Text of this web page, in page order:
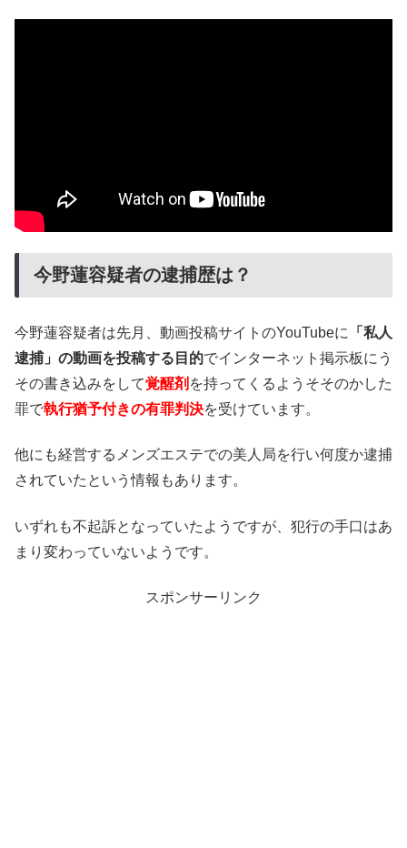
今野蓮容疑者の逮捕歴は？
今野蓮容疑者は先月、動画投稿サイトのYouTubeに
「私人
逮捕」の動画を投稿する目的でインターネット掲示板にう
その書き込みをして覚醒剤 を持ってくるようそそのかした
罪で執行猶予付きの有罪判決を受けています。
他にも経営するメンズエステでの美人局を行い何度か逮捕
されていたという情報もあります。
いずれも不起訴となっていたようですが、犯行の手口はあ
まり変わっていないようです。
スポンサーリンク